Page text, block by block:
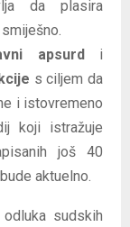
da plasira
apsurdi
s ciljem da
i istovremeno
koji istražuje
još 40
aktuelno.
sudskih